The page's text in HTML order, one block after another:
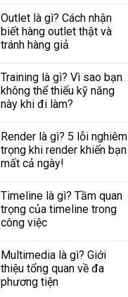
Outlet là gì? Cách nhận
biết hàng outlet thật và
tránh hàng giả
Training là gì? Vì sao bạn
không thể thiếu kỹ năng
này khi đi làm?
Render là gì? 5 lỗi nghiêm
trọng khi render khiến bạn
mất cả ngày!
Timeline là gì? Tầm quan
trọng của timeline trong
công việc
Multimedia là gì? Giới
thiệu tổng quan về đa
phương tiện